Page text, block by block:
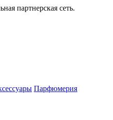
партнерская сеть.
Парфюмерия